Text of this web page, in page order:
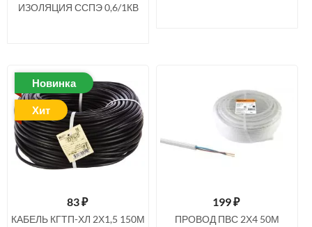
ИЗОЛЯЦИЯ ССПЭ 0,6/1КВ
Новинка
Хит
83₽
КАБЕЛЬ КГТП-ХЛ 2Х1,5 150М
199₽
ПРОВОД ПВС 2Х4 50М